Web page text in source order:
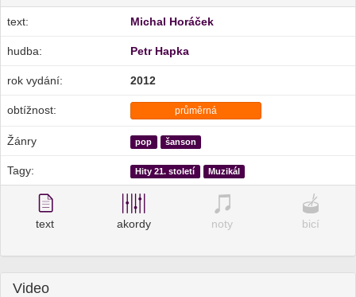
text: Michal Horáček
hudba: Petr Hapka
rok vydání: 2012
obtížnost: průměrná
Žánry pop šanson
Tagy: Hity 21. století Muzikál
text akordy noty bicí
Video